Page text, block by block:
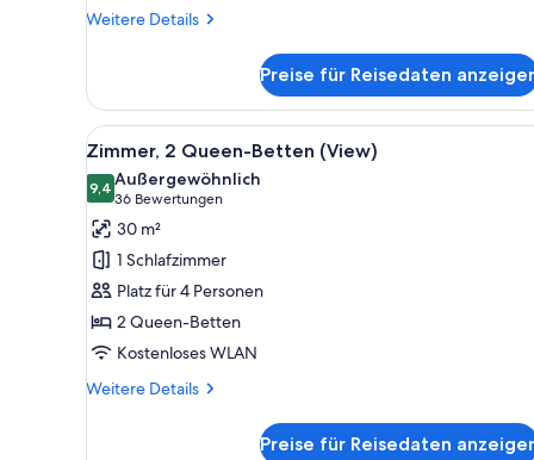
Innenhof
Weitere Details
Weitere
2 Queen-
Betten,
Blick
den
Innenhof
Preise für Reisedaten
Alle
Fotos
für
Zimmer,
2 Queen-
Betten
(View)
anzeigen
Hochwertige Bettwaren,
4
Zimmer, 2 Queen-Betten (View)
9,49,4 von 10
Außergewöhnlich
36 Bewertungen
(36
Bewertungen)
30 m²
1 Schlafzimmer
Platz für 4 Personen
2 Queen-Betten
Kostenloses WLAN
Weitere Details
Weitere
Preise für Reisedaten